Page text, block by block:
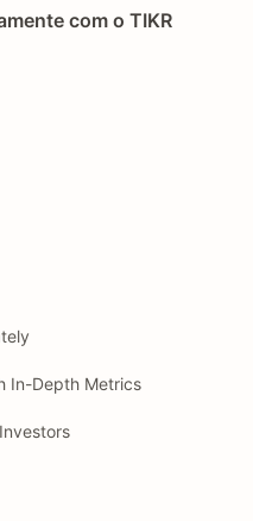
com o TIKR
In-Depth Metrics